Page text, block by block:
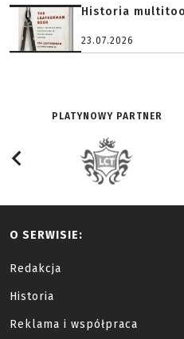
Historia
23.07.2026
PLATYNOWY PARTNER
O SERWISIE:
Redakcja
Historia
Reklama i współpraca